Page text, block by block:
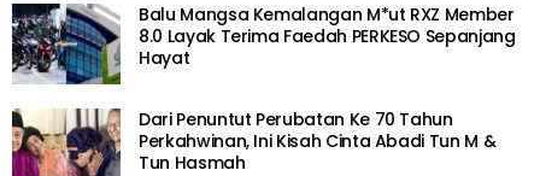
Balu Mangsa Kemalangan M*ut RXZ Member
8.0 Layak Terima Faedah PERKESO Sepanjang
Hayat
Dari Penuntut Perubatan Ke 70 Tahun
Perkahwinan, Ini Kisah Cinta Abadi Tun M &
Tun Hasmah